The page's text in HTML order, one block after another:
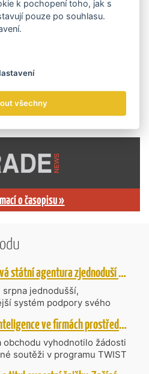
o časopisu »
Vzniká CzechBusiness. Nová státní agentura zjednoduší podporu českých firem
srpna jednodušší,
systém podpory svého
dosavadní
a CzechInvest.
partnera pro rozvoj od
MPO posílí využití umělé inteligence ve firmách prostřednictvím 40 projektů z programu TWIST
vyhodnotilo žádosti
soutěži v programu TWIST
a Inovace pro Strategické
k pochopení toho, jak s
pouze po souhlasu.
všechny